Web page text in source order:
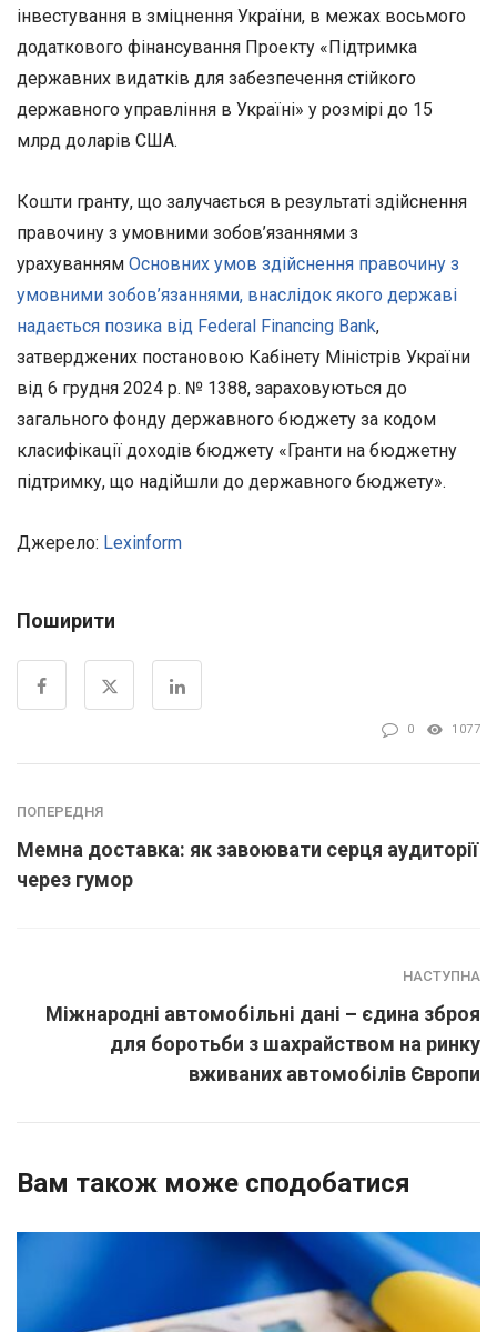
інвестування в зміцнення України, в межах восьмого
додаткового фінансування Проекту «Підтримка
державних видатків для забезпечення стійкого
державного управління в Україні» у розмірі до 15
млрд доларів США.
Кошти гранту, що залучається в результаті здійснення
правочину з умовними зобов’язаннями з
урахуванням Основних умов здійснення правочину з
умовними зобов’язаннями, внаслідок якого державі
надається позика від Federal Financing Bank,
затверджених постановою Кабінету Міністрів України
від 6 грудня 2024 р. № 1388, зараховуються до
загального фонду державного бюджету за кодом
класифікації доходів бюджету «Гранти на бюджетну
підтримку, що надійшли до державного бюджету».
Джерело: Lexinform
Поширити
0 1077
ПОПЕРЕДНЯ
Мемна доставка: як завоювати серця аудиторії
через гумор
НАСТУПНА
Міжнародні автомобільні дані – єдина зброя
для боротьби з шахрайством на ринку
вживаних автомобілів Європи
Вам також може сподобатися